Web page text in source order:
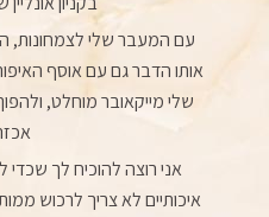
עם המעבר שלי לצמחונות,
אותו הדבר גם עם אוסף
שלי מייקאובר מוחלט,
אני רוצה להוכיח לך שכדי
איכותיים לא צריך לרכוש